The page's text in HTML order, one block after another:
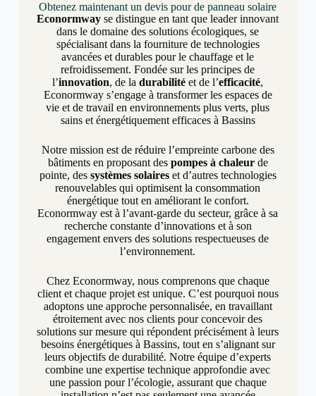
Obtenez maintenant un devis pour de panneau solaire
Econormway se distingue en tant que leader innovant
dans le domaine des solutions écologiques, se
spécialisant dans la fourniture de technologies
avancées et durables pour le chauffage et le
refroidissement. Fondée sur les principes de
l’innovation, de ladurabilité et de l’efficacité,
Econormway s’engage à transformer les espaces de
vie et de travail en environnements plus verts, plus
sains et énergétiquement efficaces à Bassins
Notre mission est de réduire l’empreinte carbone des
bâtiments en proposant des pompes à chaleurde
pointe, des systèmes solaireset d’autres technologies
renouvelables qui optimisent la consommation
énergétique tout en améliorant le confort.
Econormway est à l’avant-garde du secteur, grâce à sa
recherche constante d’innovations et à son
engagement envers des solutions respectueuses de
l’environnement.
Chez Econormway, nous comprenons que chaque
client et chaque projet est unique. C’est pourquoi nous
adoptons une approche personnalisée, en travaillant
étroitement avec nos clients pour concevoir des
solutions sur mesure qui répondent précisément à leurs
besoins énergétiques à Bassins, tout en s’alignant sur
leurs objectifs de durabilité. Notre équipe d’experts
combine une expertise technique approfondie avec
une passion pour l’écologie, assurant que chaque